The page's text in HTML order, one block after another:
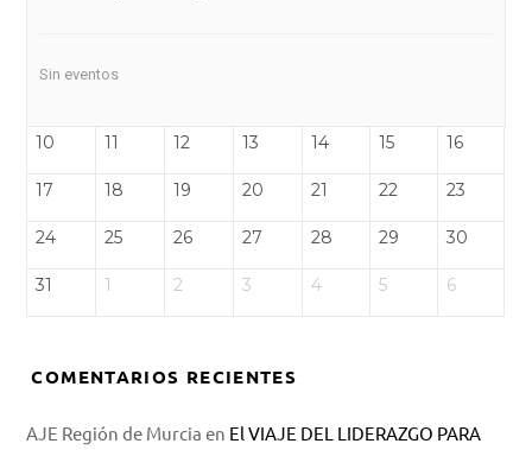
Sin eventos
10 11 12 13 14 15 16
17 18 19 20 21 22 23
24 25 26 27 28 29 30
31 1 2 3 4 5 6
COMENTARIOS RECIENTES
AJE Región de Murcia en El VIAJE DEL LIDERAZGO PARA